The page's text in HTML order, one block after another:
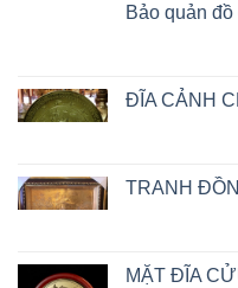
Bảo quản
ĐĨA CẢNH
TRANH
MẶT ĐĨA